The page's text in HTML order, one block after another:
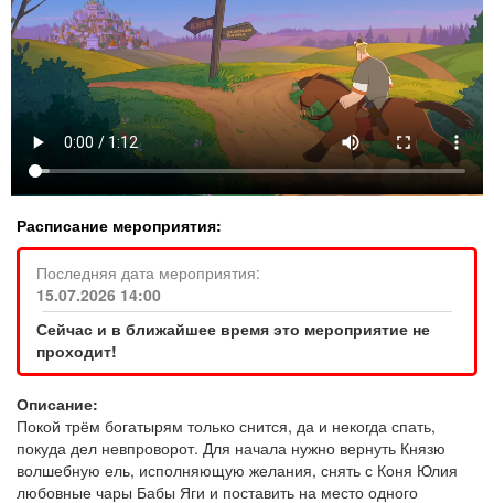
ТВ программа Я - пенсионер
Расписание мероприятия:
Последняя дата мероприятия:
15.07.2026 14:00
Сейчас и в ближайшее время это мероприятие не
проходит!
Описание:
Покой трём богатырям только снится, да и некогда спать,
покуда дел невпроворот. Для начала нужно вернуть Князю
волшебную ель, исполняющую желания, снять с Коня Юлия
любовные чары Бабы Яги и поставить на место одного